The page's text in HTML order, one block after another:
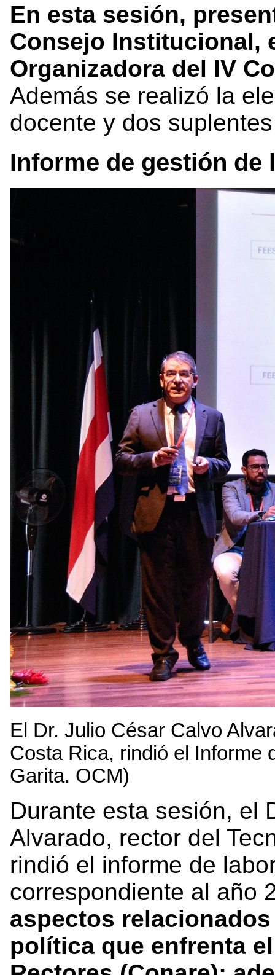
En esta sesión,
Consejo Institucional,
Organizadora del IV
Además se realizó la
docente y dos
Informe de gestión de
El Dr. Julio César Calvo
Costa Rica, rindió el Informe
Garita. OCM)
Durante esta sesión, el
Alvarado, rector del
rindió el informe de
correspondiente al año
aspectos
política que enfrenta